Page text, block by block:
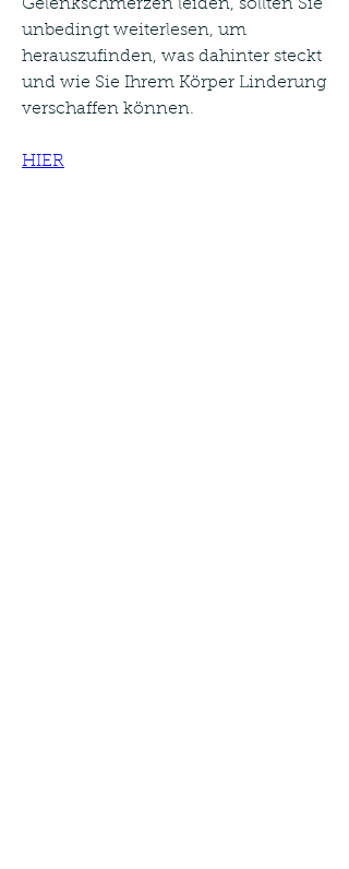
Gelenkschmerzen leiden, sollten Sie
unbedingt weiterlesen, um
herauszufinden, was dahinter steckt
und wie Sie Ihrem Körper Linderung
verschaffen können.
HIER